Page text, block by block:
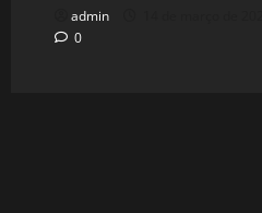
admin
0